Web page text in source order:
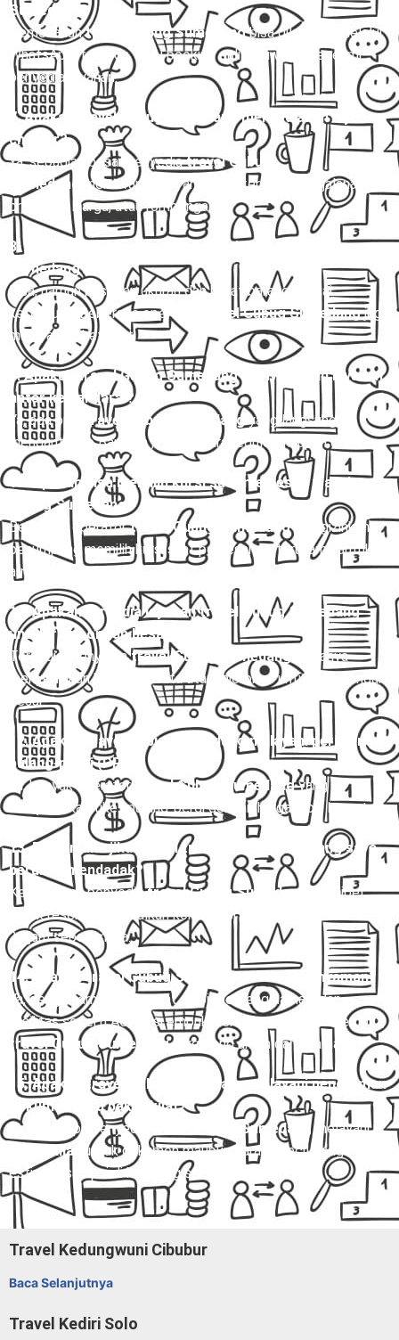
Sumedang?
Pemesanantravel Gubug Sumedangbisa dilakukan melalui
WhatsApp, telepon, atau booking online di website resmi
penyedia layanan.
7. Apakah travel Gubug Sumedang menyediakan layanan
charter?
Ya, sebagian besar penyediatravel Gubug
Sumedang
menawarkan layanan charter untuk perjalanan
pribadi, keluarga, atau rombongan.
8. Apakah bisa membawa barang dalam travel Gubug
Sumedang?
Bisa, namun pastikan ukuran dan berat barang sesuai
ketentuan. Beberapa operator
travel Gubug Sumedangjuga
melayani paket kilat.
9. Apakah travel Gubug Sumedang menyediakan layanan
antar ke bandara ?
Ya, ada opsi
travel Gubug Sumedang yang langsung
mengantar ke Bandara , baik secara reguler maupun charter.
10. Apakah bisa memilih kursi saat memesan travel
Gubug Sumedang?
Beberapa operatortravel Gubug Sumedangmengizinkan
penumpang memilih kursi saat pemesanan, terutama untuk
armada Hiace dan Elf.
11. Apakah tersedia layanan travel Gubug Sumedang
untuk rombongan besar?
Tersedia. Penyediatravel Gubug Sumedang
biasanya
menyediakan bus pariwisata atau microbus untuk rombongan
besar.
12. Apakah travel Gubug Sumedang melayani perjalanan
pulang-pergi (PP)?
Ya, banyak operator
travel Gubug Sumedangyang
menyediakan tiket pulang-pergi dengan harga lebih hemat.
13. Bagaimana jika jadwal travel Gubug Sumedang saya
berubah mendadak?
Kebanyakan penyediatravel Gubug Sumedang
fleksibel
untuk reschedule, asalkan konfirmasi dilakukan minimal 12–
24 jam sebelumnya.
14. Apakah travel Gubug Sumedang aman dan nyaman?
Ya, dengan armada terawat, sopir berpengalaman, dan
fasilitas seperti AC, kursi empuk, serta layanan antar-jemput,
travel Gubug Sumedangtergolong aman dan nyaman.
15. Apakah travel Gubug Sumedang melayani pengiriman
dokumen atau paket kilat?
Ya, beberapa penyedia
travel Gubug Sumedangmelayani
paket kilat
untuk dokumen maupun barang kecil dengan
estimasi sampai di hari yang sama.
Travel Kedungwuni Cibubur
Baca Selanjutnya
Travel Kediri Solo